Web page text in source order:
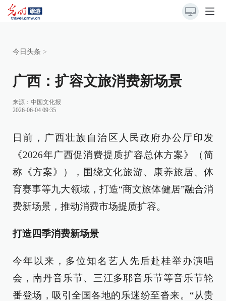
今日头条 >
广西：扩容文旅消费新场景
来源： 中国文化报
2026-06-04 09:35
日前，广西壮族自治区人民政府办公厅印发
《2026年广西促消费提质扩容总体方案》（简
称《方案》），围绕文化旅游、康养旅居、体
育赛事等九大领域，打造“商文旅体健居”融合消
费新场景，推动消费市场提质扩容。
打造四季消费新场景
今年以来，多位知名艺人先后赴桂举办演唱
会，南丹音乐节、三江多耶音乐节等音乐节轮
番登场，吸引全国各地的乐迷纷至沓来。“从贵